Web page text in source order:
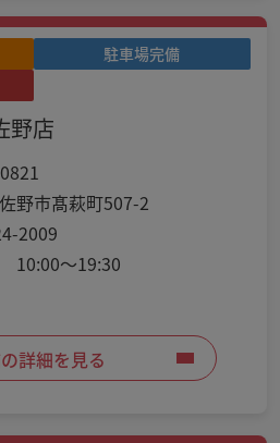
駐車場完備
野店
野市髙萩町507-2
2009
10:00～19:30
詳細を見る